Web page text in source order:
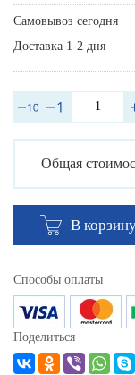
Самовывоз сегодня
Доставка 1-2 дня
Общая
В
Способы оплаты
Поделиться